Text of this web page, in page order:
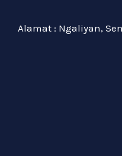
Alamat : Ngaliyan,